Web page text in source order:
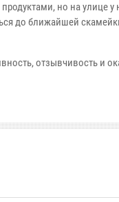
но на улице у
до ближайшей
отзывчивость и